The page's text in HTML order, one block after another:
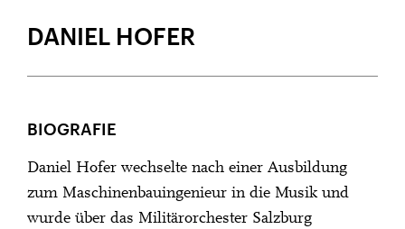
DANIEL HOFER
BIOGRAFIE
Daniel Hofer wechselte nach einer Ausbildung
zum Maschinenbauingenieur in die Musik und
wurde über das Militärorchester Salzburg